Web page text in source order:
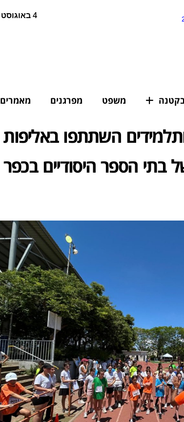
4 באוגוסט 2026 17:28
משפט מפרגנים מאמרים
ותלמידים השתתפו באליפות
הספר היסודיים בכפר